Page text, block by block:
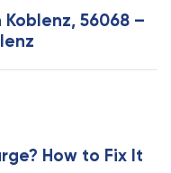
56068 –
How to Fix It